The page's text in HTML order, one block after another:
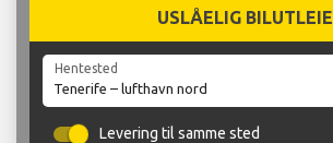
USLÅELIG BILUTLEIE
Hentested
Levering til samme sted